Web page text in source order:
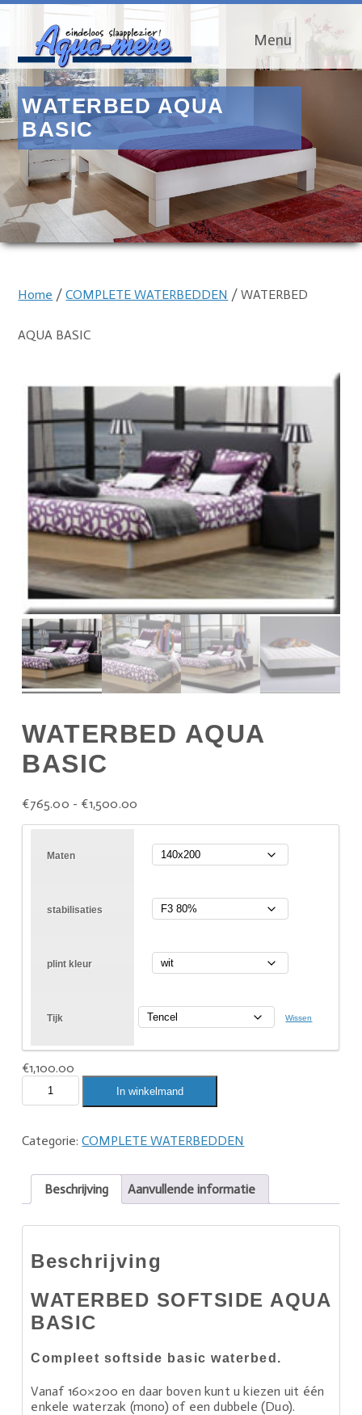
Menu
WATERBED AQUA
BASIC
Home /COMPLETE WATERBEDDEN / WATERBED
AQUA BASIC
WATERBED AQUA
BASIC
€765.00 - €1,500.00
Maten
stabilisaties
plint kleur
Tijk Wissen
€1,100.00
In winkelmand
Categorie:COMPLETE WATERBEDDEN
Beschrijving Aanvullende informatie
Beschrijving
WATERBED SOFTSIDE AQUA
BASIC
Compleet softside basic waterbed.
Vanaf 160×200 en daar boven kunt u kiezen uit één
enkele waterzak (mono) of een dubbele (Duo).